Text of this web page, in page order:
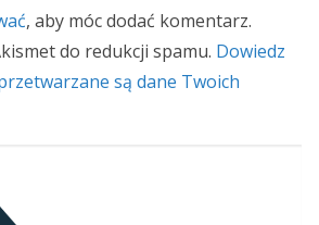
, aby móc dodać komentarz.
do redukcji spamu. Dowiedz
są dane Twoich